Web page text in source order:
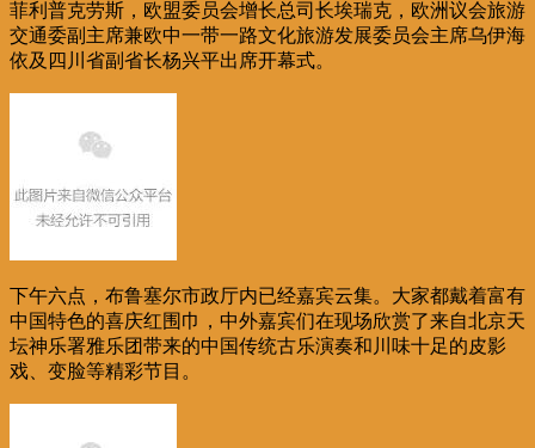
菲利普克劳斯，欧盟委员会增长总司长埃瑞克，欧洲议会旅游
交通委副主席兼欧中一带一路文化旅游发展委员会主席乌伊海
依及四川省副省长杨兴平出席开幕式。
下午六点，布鲁塞尔市政厅内已经嘉宾云集。大家都戴着富有
中国特色的喜庆红围巾，中外嘉宾们在现场欣赏了来自北京天
坛神乐署雅乐团带来的中国传统古乐演奏和川味十足的皮影
戏、变脸等精彩节目。